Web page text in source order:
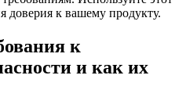
доверия к вашему продукту.
к
и как их